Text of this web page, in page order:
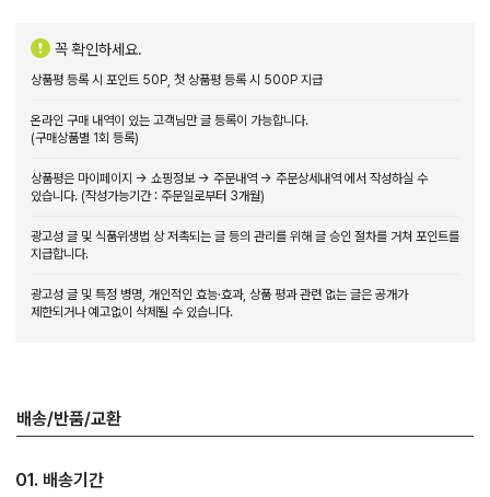
꼭 확인하세요.
상품평 등록 시 포인트 50P, 첫 상품평 등록 시 500P 지급
온라인 구매 내역이 있는 고객님만 글 등록이 가능합니다.
(구매상품별 1회 등록)
상품평은 마이페이지 → 쇼핑정보 → 주문내역 → 주문상세내역 에서 작성하실 수
있습니다. (작성가능기간 : 주문일로부터 3개월)
광고성 글 및 식품위생법 상 저촉되는 글 등의 관리를 위해 글 승인 절차를 거쳐 포인트를
지급합니다.
광고성 글 및 특정 병명, 개인적인 효능·효과, 상품 평과 관련 없는 글은 공개가
제한되거나 예고없이 삭제될 수 있습니다.
배송/반품/교환
01. 배송기간